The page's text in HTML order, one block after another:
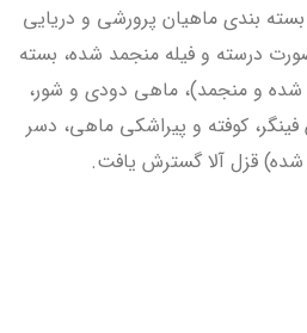
بندی ماهیان پرورشی و دریایی
درسته و فیله منجمد شده، بسته
شده و منجمد)، ماهی دودی و شور،
کوفته و پیراشکی ماهی، دسر
قزل آلا گسترش یافت.